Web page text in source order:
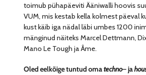
toimub pühapäeviti Ääniwalli hoovis
VUM, mis kestab kella kolmest päeval
kust käib iga nädal läbi umbes 1200
mänginud näiteks Marcel Dettmann,
Mano Le Tough ja Âme.
Oled eelkõige tuntud omatechno– ja